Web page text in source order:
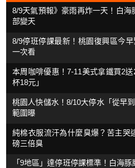
8/9天氣預報》豪雨再炸一天！白
部變天
8/9停班停課最新！桃園復興區今
一次看
本周咖啡優惠！7-11美式拿鐵買2
杯18元」
桃園人快儲水！8/10大停水「從早
範圍曝
純棉衣服流汗為什麼臭爆？苦主
磅三倍臭
「9地區」達停班停課標準！白海